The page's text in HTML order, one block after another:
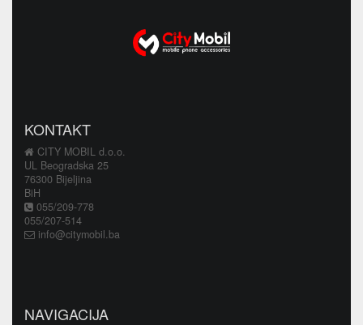
KONTAKT
CITY MOBIL d.o.o.
UL Beogradska 25
76300 Bijeljina
BiH
055/209-778
055/207-514
info@citymobil.ba
NAVIGACIJA